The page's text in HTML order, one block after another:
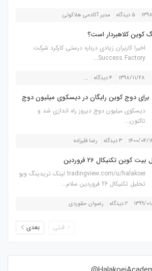
۱۱ ۵ دیدگاه مدیر آکادمی هلاکوئی
کوین کلاهبردار است؟
اخیرا کاربران زیادی درباره درستی کارکرد شرکت
Success Factory...
۱۳۹۸/۱۱/۲۸ ۴ دیدگاه ...
دوج کوین رایگان در دیسکوی میلیون دوج
دیسکوی میلیون دوج دیروز راه اندازی شد و
تاکنون...
۰۴/۱۴ ۳ دیدگاه رضا قلیزاده
کوین تکنیکال 26 فروردین
tradingview.com/u/halakoei لینک تریدینگ ویو
تحلیل تکنیکال 26 فروردین سلام...
۰۱/۲۶ ۲ دیدگاه رضوان حقوردی
قبلی بعدی